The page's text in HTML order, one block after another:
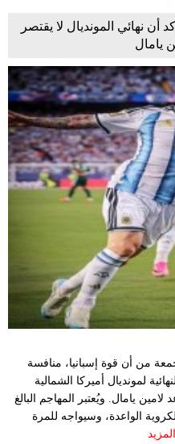
نهائي المونديال لا يقتصر
يامال
من أن قوة إسبانيا، منافسة
لمونديال أميركا الشمالية
لامين يامال. ويُعتبر المهاجم البالغ
الكروية الواعدة، وسيواجه للمرة
المزيد